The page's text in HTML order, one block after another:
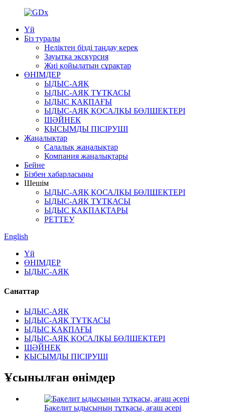
Үй
Біз туралы
Неліктен бізді таңдау керек
Зауытқа экскурсия
Жиі қойылатын сұрақтар
ӨНІМДЕР
ЫДЫС-АЯҚ
ЫДЫС-АЯҚ ТҰТҚАСЫ
ЫДЫС ҚАҚПАҒЫ
ЫДЫС-АЯҚ ҚОСАЛҚЫ БӨЛШЕКТЕРІ
ШӘЙНЕК
ҚЫСЫМДЫ ПІСІРУШІ
Жаңалықтар
Салалық жаңалықтар
Компания жаңалықтары
Бейне
Бізбен хабарласыңы
Шешім
ЫДЫС-АЯҚ ҚОСАЛҚЫ БӨЛШЕКТЕРІ
ЫДЫС-АЯҚ ТҰТҚАСЫ
ЫДЫС ҚАҚПАҚТАРЫ
РЕТТЕУ
English
Үй
ӨНІМДЕР
ЫДЫС-АЯҚ
Санаттар
ЫДЫС-АЯҚ
ЫДЫС-АЯҚ ТҰТҚАСЫ
ЫДЫС ҚАҚПАҒЫ
ЫДЫС-АЯҚ ҚОСАЛҚЫ БӨЛШЕКТЕРІ
ШӘЙНЕК
ҚЫСЫМДЫ ПІСІРУШІ
Ұсынылған өнімдер
Бакелит ыдысының тұтқасы, ағаш әсері